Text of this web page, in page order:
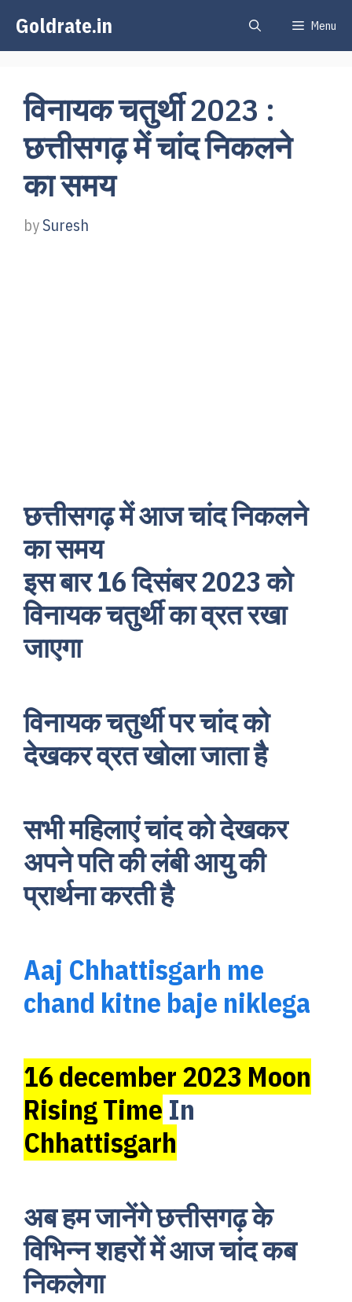
content
Goldrate.in Menu
विनायक चतुर्थी 2023 :
छत्तीसगढ़ में चांद निकलने
का समय
bySuresh
छत्तीसगढ़ में आज चांद निकलने
का समय
इस बार 16 दिसंबर 2023 को
विनायक चतुर्थी का व्रत रखा
जाएगा
विनायक चतुर्थी पर चांद को
देखकर व्रत खोला जाता है
सभी महिलाएं चांद को देखकर
अपने पति की लंबी आयु की
प्रार्थना करती है
Aaj Chhattisgarh me
chand kitne baje niklega
16 december 2023 Moon
Rising Time In
Chhattisgarh
अब हम जानेंगे छत्तीसगढ़ के
विभिन्न शहरों में आज चांद कब
निकलेगा